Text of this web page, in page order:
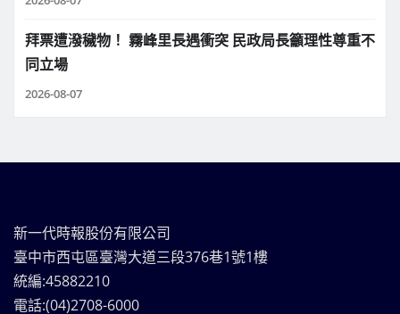
拜票遭潑穢物！ 霧峰里長遇衝突 民政局長籲理性尊重不
同立場
2026-08-07
新一代時報股份有限公司
臺中市西屯區臺灣大道三段376巷1號1樓
統編:45882210
電話:(04)2708-6000